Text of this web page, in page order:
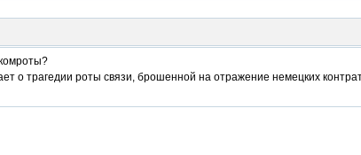
о трагедии роты связи, брошенной на отражение немецких